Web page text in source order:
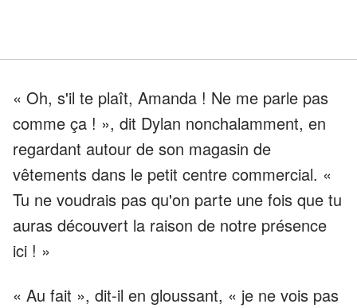
« Oh, s'il te plaît, Amanda ! Ne me parle pas
comme ça ! », dit Dylan nonchalamment, en
regardant autour de son magasin de
vêtements dans le petit centre commercial. «
Tu ne voudrais pas qu'on parte une fois que tu
auras découvert la raison de notre présence
ici ! »
« Au fait », dit-il en gloussant, « je ne vois pas